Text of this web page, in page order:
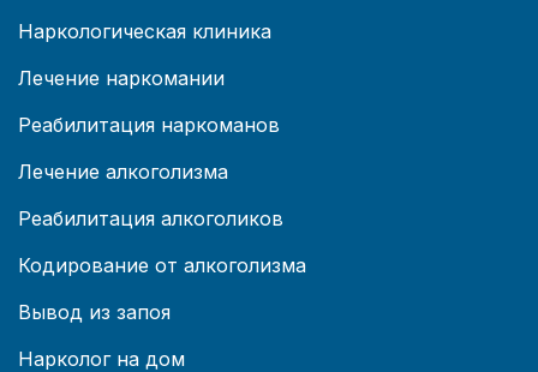
Наркологическая клиника
Лечение наркомании
Реабилитация наркоманов
Лечение алкоголизма
Реабилитация алкоголиков
Кодирование от алкоголизма
Вывод из запоя
Нарколог на дом